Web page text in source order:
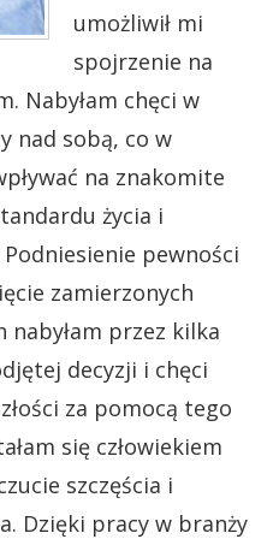
umożliwił mi
spojrzenie na
Nabyłam chęci w
nad sobą, co w
na znakomite
życia i
pewności
zamierzonych
przez kilka
decyzji i chęci
za pomocą tego
się człowiekiem
szczęścia i
Dzięki pracy w branży